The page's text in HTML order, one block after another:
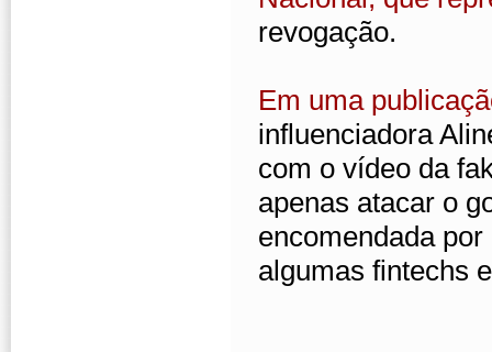
revogação.
Em uma
influenciadora
com o vídeo da
apenas atacar o
encomendada
algumas fintechs